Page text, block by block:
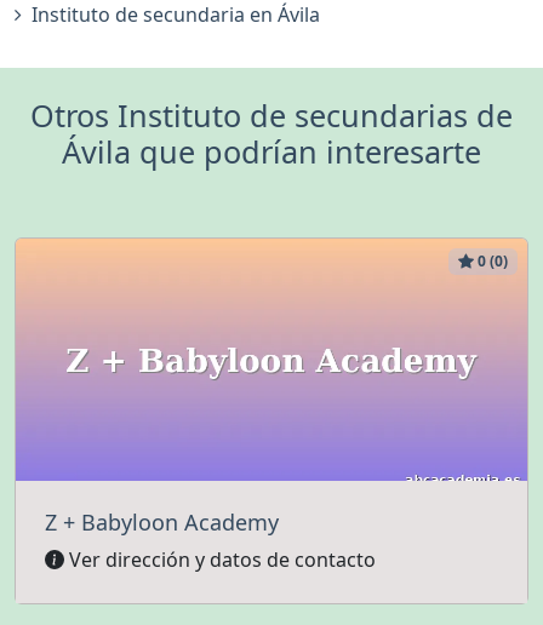
Instituto de secundaria en Ávila
Otros Instituto de secundarias de
Ávila que podrían interesarte
0 (0)
Z + Babyloon Academy
Ver dirección y datos de contacto